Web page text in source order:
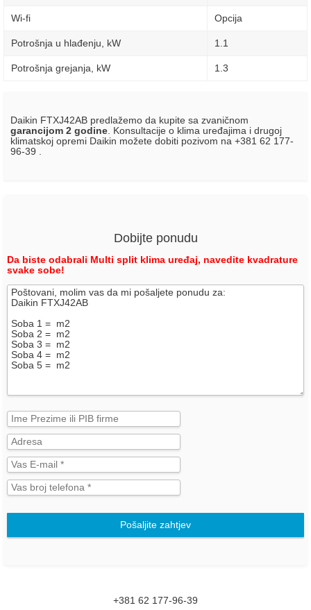
Wi-fi Opcija
Potrošnja u hlađenju, kW 1.1
Potrošnja grejanja, kW 1.3
Daikin FTXJ42AB predlažemo da kupite sa zvaničnom
garancijom 2 godine . Konsultacije o klima uređajima i drugoj
klimatskoj opremi Daikin možete dobiti pozivom na +381 62 177-
96-39 .
Dobijte ponudu
Da biste odabrali Multi split klima uređaj, navedite kvadrature
svake sobe!
Pošaljite zahtjev
+381 62 177-96-39